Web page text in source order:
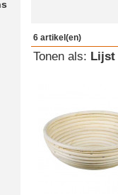
6 artikel(en)
Tonen als: Lijst